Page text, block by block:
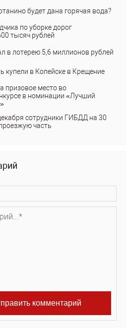
будет дана горячая вода?
по уборке дорог
тысяч рублей
в лотерею 5,6 миллионов рублей
купели в Копейске в Крещение
призовое место во
в номинации «Лучший
сотрудники ГИБДД на 30
часть